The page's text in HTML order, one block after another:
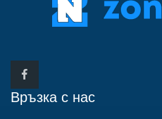
Връзка с нас